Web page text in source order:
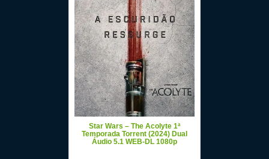
Star Wars – The Acolyte 1ª
Temporada Torrent (2024) Dual
Áudio 5.1 WEB-DL 1080p